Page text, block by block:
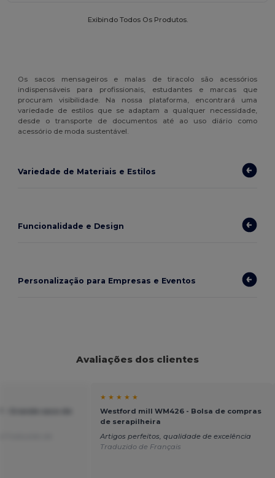
Exibindo Todos Os Produtos.
Os sacos mensageiros e malas de tiracolo são acessórios
indispensáveis para profissionais, estudantes e marcas que
procuram visibilidade. Na nossa plataforma, encontrará uma
variedade de estilos que se adaptam a qualquer necessidade,
desde o transporte de documentos até ao uso diário como
acessório de moda sustentável.
Variedade de Materiais e Estilos
Funcionalidade e Design
Personalização para Empresas e Eventos
Avaliações dos clientes
★ ★ ★ ★ ★
Westford mill WM426 - Bolsa de compras
de serapilheira
Artigos perfeitos, qualidade de excelência
Traduzido de Français